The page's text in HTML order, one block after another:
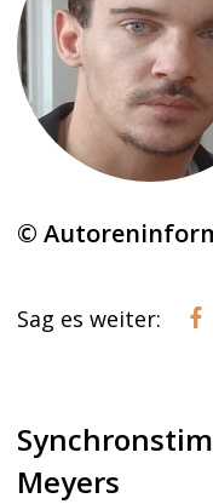
©
Sag es weiter:
Meyers